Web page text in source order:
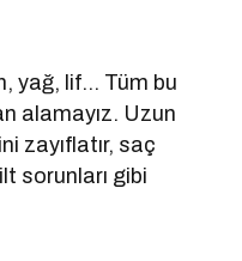
yağ, lif… Tüm bu
alamayız. Uzun
zayıflatır, saç
sorunları gibi